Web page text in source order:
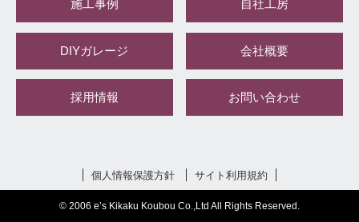
施工事例 自社工房
DIYガレージ 会社概要
採用情報 お問い合わせ
個人情報保護方針 サイト利用規約
© 2006 e’s Kikaku Koubou Co.,Ltd All Rights Reserved.